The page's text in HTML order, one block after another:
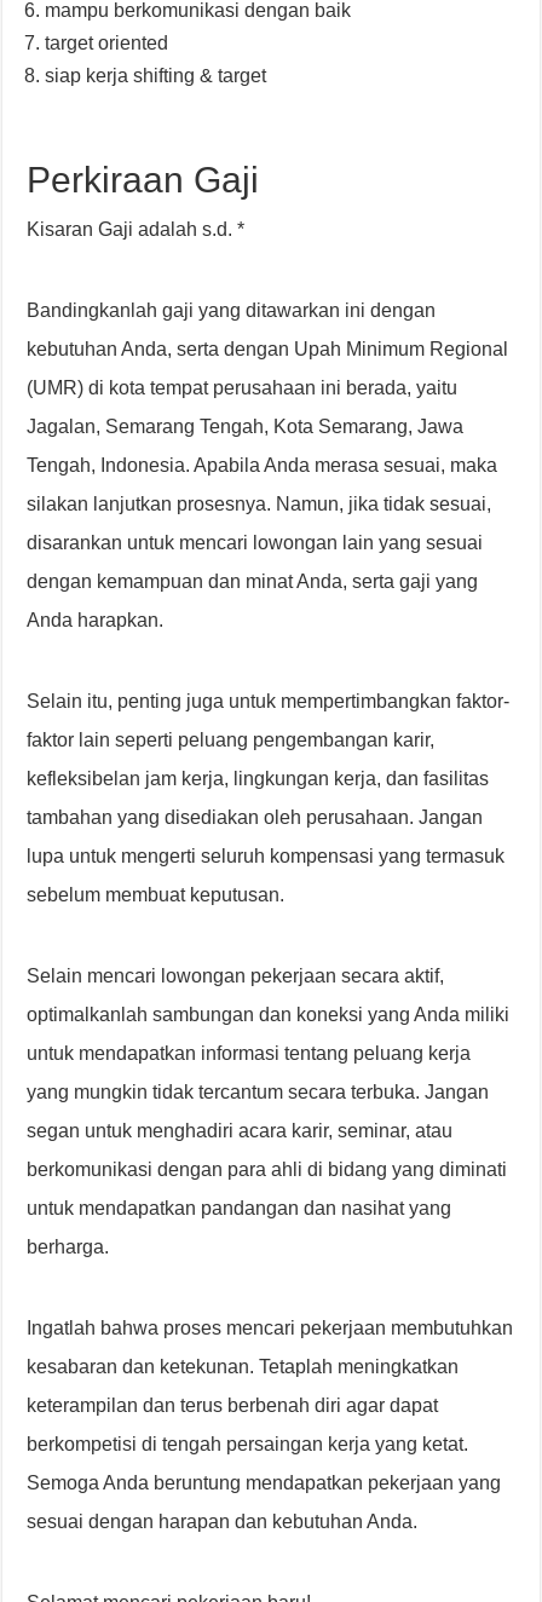
mampu berkomunikasi dengan baik
target oriented
siap kerja shifting & target
Perkiraan Gaji
Kisaran Gaji adalah s.d. *
Bandingkanlah gaji yang ditawarkan ini dengan
kebutuhan Anda, serta dengan Upah Minimum Regional
(UMR) di kota tempat perusahaan ini berada, yaitu
Jagalan, Semarang Tengah, Kota Semarang, Jawa
Tengah, Indonesia. Apabila Anda merasa sesuai, maka
silakan lanjutkan prosesnya. Namun, jika tidak sesuai,
disarankan untuk mencari lowongan lain yang sesuai
dengan kemampuan dan minat Anda, serta gaji yang
Anda harapkan.
Selain itu, penting juga untuk mempertimbangkan faktor-
faktor lain seperti peluang pengembangan karir,
kefleksibelan jam kerja, lingkungan kerja, dan fasilitas
tambahan yang disediakan oleh perusahaan. Jangan
lupa untuk mengerti seluruh kompensasi yang termasuk
sebelum membuat keputusan.
Selain mencari lowongan pekerjaan secara aktif,
optimalkanlah sambungan dan koneksi yang Anda miliki
untuk mendapatkan informasi tentang peluang kerja
yang mungkin tidak tercantum secara terbuka. Jangan
segan untuk menghadiri acara karir, seminar, atau
berkomunikasi dengan para ahli di bidang yang diminati
untuk mendapatkan pandangan dan nasihat yang
berharga.
Ingatlah bahwa proses mencari pekerjaan membutuhkan
kesabaran dan ketekunan. Tetaplah meningkatkan
keterampilan dan terus berbenah diri agar dapat
berkompetisi di tengah persaingan kerja yang ketat.
Semoga Anda beruntung mendapatkan pekerjaan yang
sesuai dengan harapan dan kebutuhan Anda.